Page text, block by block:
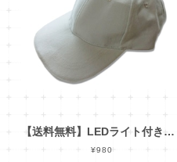
【送料無料】LEDライト付き 安全キャップ
¥980